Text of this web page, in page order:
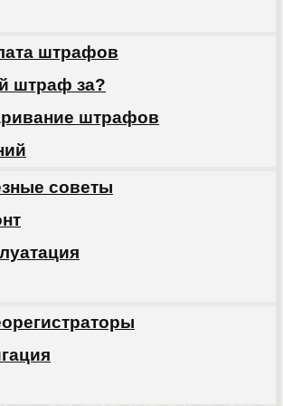
штрафов
штраф за?
штрафов
советы